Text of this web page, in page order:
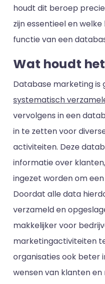
houdt dit beroep
zijn essentieel en
functie van een
Wat houdt
Database marketing is
systematisch
vervolgens in een
in te zetten voor
activiteiten. Deze
informatie over
ingezet worden om
Doordat alle data
verzameld en
makkelijker voor
marketingactiviteiten
organisaties ook beter
wensen van klanten